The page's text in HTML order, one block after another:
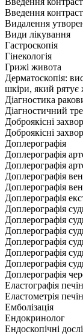
Введення
Видалення
Види лікування
Гастроскопія
Гінекологія
Грижі живота
Дерматоскопія:
шкіри, який рятує
Діагностика
Діагностичний
Доброякісні
Доброякісні
Доплерографія
Доплерографія
Доплерографія
Доплерографія
Доплерографія
Доплерографія
Доплерографія
Доплерографія
Доплерографія
Доплерографія
Доплерографія
Доплерографія
Доплерографія
Еластографія
Еластометрія
Емболізація
Ендокринолог
Ендоскопічні